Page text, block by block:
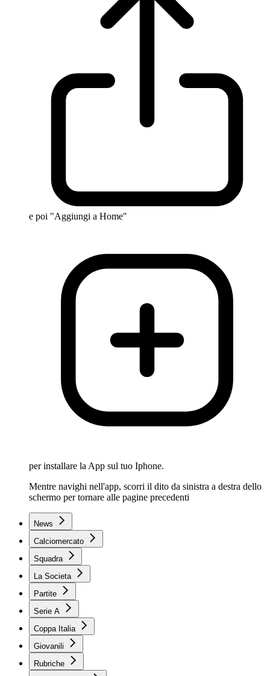
e poi "Aggiungi a Home"
per installare la App sul tuo Iphone.
Mentre navighi nell'app, scorri il dito da sinistra a destra dello
schermo per tornare alle pagine precedenti
News
Calciomercato
Squadra
La Societa
Partite
Serie A
Coppa Italia
Giovanili
Rubriche